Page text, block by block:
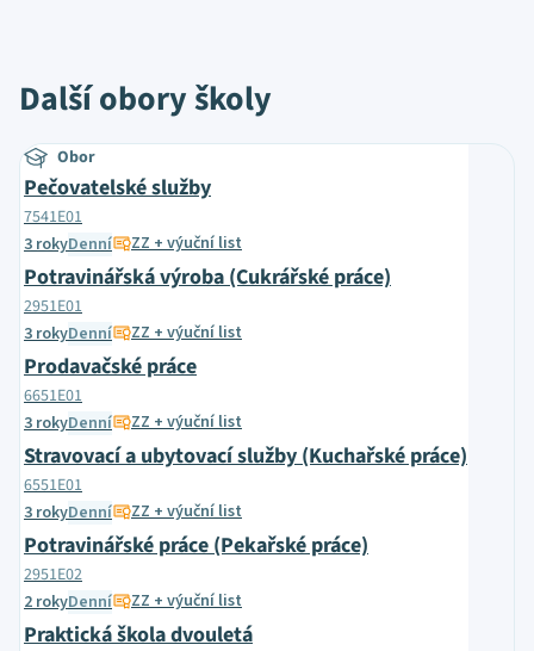
Další obory školy
Obor
Pečovatelské služby
7541E01
3 rokyDenní ZZ + výuční list
Potravinářská výroba (Cukrářské práce)
2951E01
3 rokyDenní ZZ + výuční list
Prodavačské práce
6651E01
3 rokyDenní ZZ + výuční list
Stravovací a ubytovací služby (Kuchařské práce)
6551E01
3 rokyDenní ZZ + výuční list
Potravinářské práce (Pekařské práce)
2951E02
2 rokyDenní ZZ + výuční list
Praktická škola dvouletá